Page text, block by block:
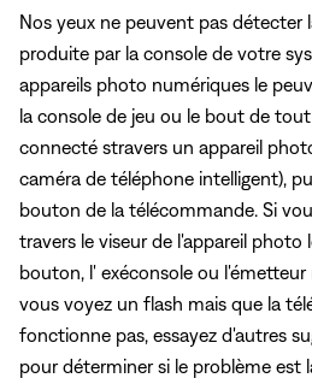
Nos yeux ne peuvent pas détecter
produite par la console de votre
appareils photo numériques le
la console de jeu ou le bout de
connecté stravers un appareil
caméra de téléphone intelligent),
bouton de la télécommande. Si
travers le viseur de l'appareil photo
bouton, l' exéconsole ou l'émetteur
vous voyez un flash mais que la
fonctionne pas, essayez d'autres
pour déterminer si le problème est